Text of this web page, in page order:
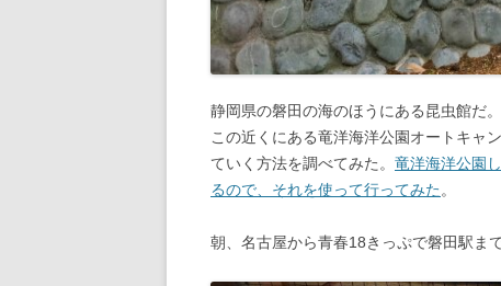
静岡県の磐田の海のほうにある昆虫館だ
この近くにある竜洋海洋公園オートキャ
ていく方法を調べてみた。 竜洋海洋公園
るので、それを使って行ってみた。
朝、名古屋から青春18きっぷで磐田駅まで